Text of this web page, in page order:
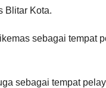
Blitar Kota.
sebagai tempat
sebagai tempat